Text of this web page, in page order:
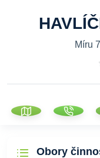
Míru
Obory